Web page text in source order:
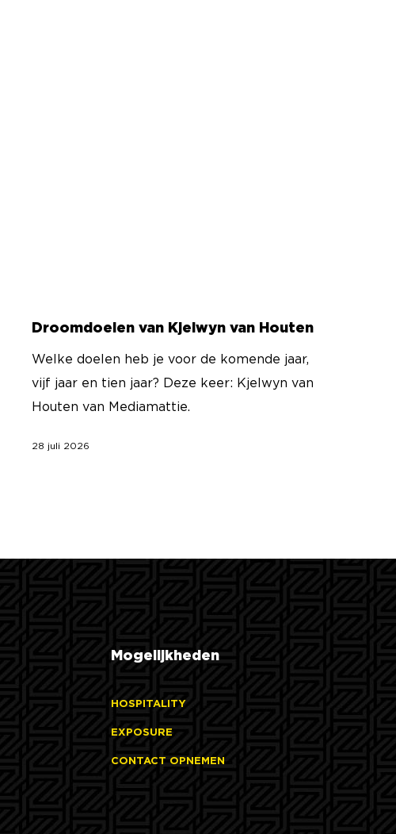
Droomdoelen van Kjelwyn van Houten
Welke doelen heb je voor de komende jaar,
vijf jaar en tien jaar? Deze keer: Kjelwyn van
Houten van Mediamattie.
28 juli 2026
Mogelijkheden
HOSPITALITY
EXPOSURE
CONTACT OPNEMEN